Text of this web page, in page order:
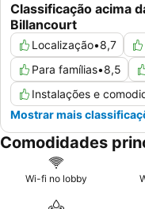
Classificação acima
Billancourt
Localização•8,7
Para famílias•8,5
Instalações e
Mostrar mais
Comodidades
Wi-fi no lobby